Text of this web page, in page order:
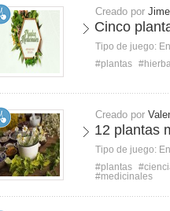
Creado por
Cinco
Tipo de juego:
#plantas
Creado por
12 plantas
Tipo de juego:
#plantas
#medicinales